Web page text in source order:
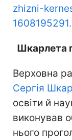
zhizni-
Шкарлета
Верховна
Сергія
освіти й
виконував
нього